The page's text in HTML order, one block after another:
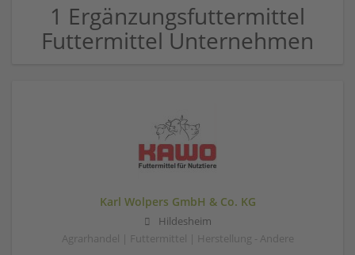
1 Ergänzungsfuttermittel
Futtermittel Unternehmen
Karl Wolpers GmbH & Co. KG
Hildesheim
Agrarhandel | Futtermittel | Herstellung - Andere